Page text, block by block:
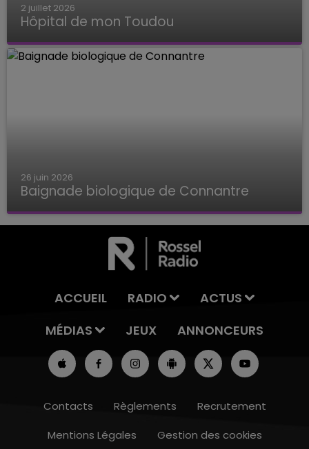
2 juillet 2026
Hôpital de mon Toudou
Hôpital de mon Toudou
26 juin 2026
Baignade biologique de Connantre
Baignade biologique de Connantre
ACCUEIL RADIO
ACTUS
MÉDIAS
JEUX ANNONCEURS
Contacts Règlements
Recrutement
Mentions Légales
Gestion des cookies